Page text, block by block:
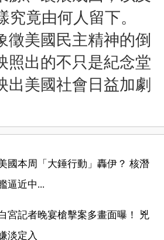
究竟由何人留下。
徵美國民主精神的倒
照出的不只是紀念堂
出美國社會日益加劇
國本周「大錘行動」轟伊？ 核潛
逼近中...
宮記者晚宴槍擊案多畫面曝！ 兇
淡定入